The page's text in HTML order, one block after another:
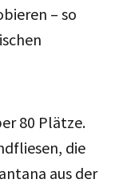
– so
80 Plätze.
die
aus der